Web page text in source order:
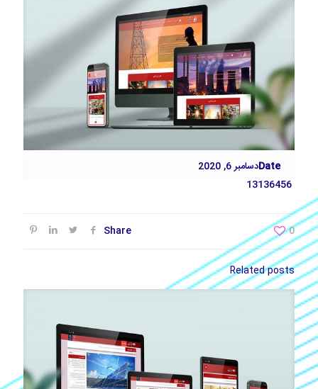
Dateدسامبر 6, 2020
13136456
Share 0
Related posts